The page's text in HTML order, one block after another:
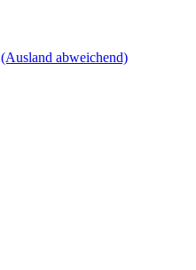
(Ausland abweichend)